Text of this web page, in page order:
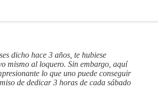
dicho hace 3 años, te hubiese
mismo al loquero. Sin embargo, aquí
lo que uno puede conseguir
de dedicar 3 horas de cada sábado